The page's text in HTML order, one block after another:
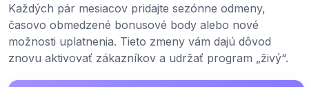
Každých pár mesiacov pridajte sezónne odmeny,
časovo obmedzené bonusové body alebo nové
možnosti uplatnenia. Tieto zmeny vám dajú dôvod
znovu aktivovať zákazníkov a udržať program „živý“.